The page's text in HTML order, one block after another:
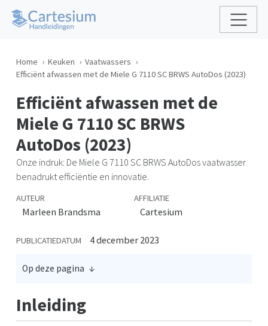
Home Keuken
Vaatwassers
Efficiënt afwassen met de Miele G 7110 SC BRWS AutoDos (2023)
Efficiënt afwassen met de
Miele G 7110 SC BRWS
AutoDos (2023)
Onze indruk: De Miele G 7110 SC BRWS AutoDos vaatwasser
benadrukt efficiëntie en innovatie.
AUTEUR AFFILIATIE
Marleen Brandsma Cartesium
PUBLICATIEDATUM 4 december 2023
Op deze pagina
Inleiding